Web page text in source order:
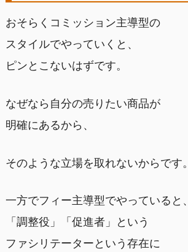
おそらくコミッション主導型の
スタイルでやっていくと、
ピンとこないはずです。
なぜなら自分の売りたい商品が
明確にあるから、
そのような立場を取れないからです。
一方でフィー主導型でやっていると、
「調整役」「促進者」という
ファシリテーターという存在に